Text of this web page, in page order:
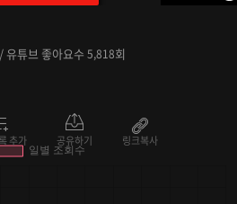
유튜브 좋아요수 5,818회
추가 공유하기 링크복사